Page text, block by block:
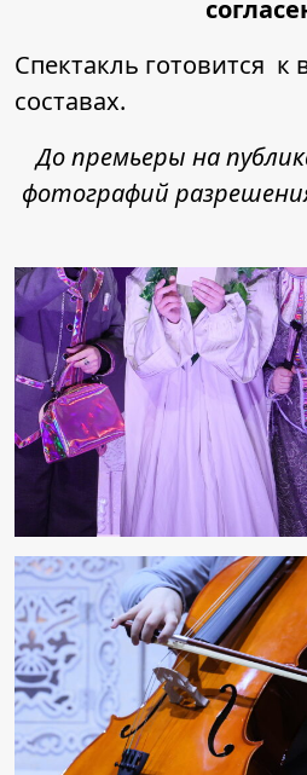
Спектакль готовится к
составах.
До премьеры на
фотографий